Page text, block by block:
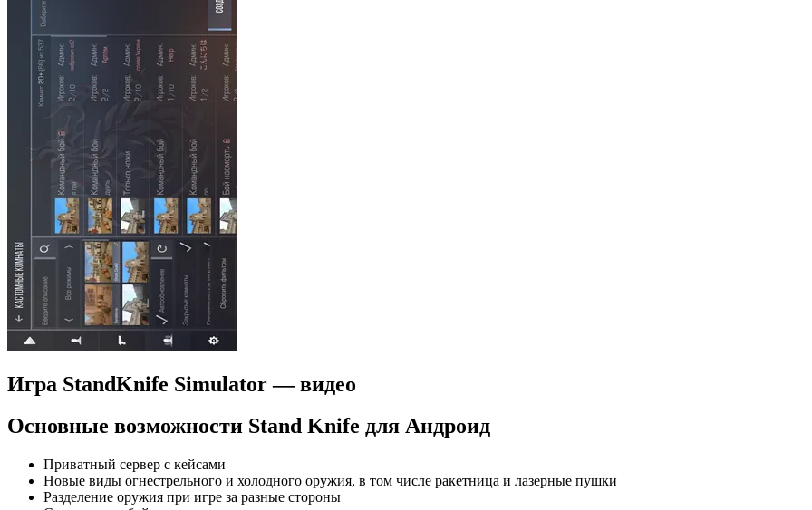
Игра StandKnife Simulator — видео
Основные возможности Stand Knife для Андроид
Приватный сервер с кейсами
Новые виды огнестрельного и холодного оружия, в том числе ракетница и лазерные пушки
Разделение оружия при игре за разные стороны